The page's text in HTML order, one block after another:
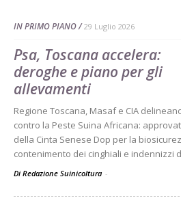
IN PRIMO PIANO 29 Luglio 2026
Psa, Toscana accelera:
deroghe e piano per gli
allevamenti
Regione Toscana, Masaf e CIA
contro la Peste Suina Africana:
della Cinta Senese Dop per la
contenimento dei cinghiali e indennizzi
Di Redazione Suinicoltura -